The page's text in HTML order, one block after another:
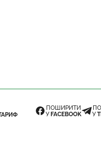
ПОШИРИТИ
У FACEBOOK
У